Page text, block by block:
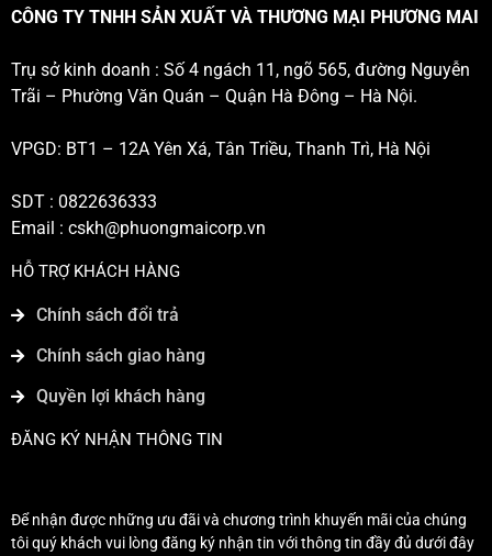
CÔNG TY TNHH SẢN XUẤT VÀ THƯƠNG MẠI PHƯƠNG MAI
Trụ sở kinh doanh : Số 4 ngách 11, ngõ 565, đường Nguyễn
Trãi – Phường Văn Quán – Quận Hà Đông – Hà Nội.
VPGD: BT1 – 12A Yên Xá, Tân Triều, Thanh Trì, Hà Nội
SDT : 0822636333
Email : cskh@phuongmaicorp.vn
HỖ TRỢ KHÁCH HÀNG
Chính sách đổi trả
Chính sách giao hàng
Quyền lợi khách hàng
ĐĂNG KÝ NHẬN THÔNG TIN
Để nhận được những ưu đãi và chương trình khuyến mãi của chúng
tôi quý khách vui lòng đăng ký nhận tin với thông tin đầy đủ dưới đây